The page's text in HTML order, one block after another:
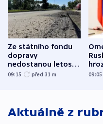
Ze státního fondu
dopravy
nedostanou letos
kraje na silnice ani
09:15 před 31 m 09:05
Aktuálně z